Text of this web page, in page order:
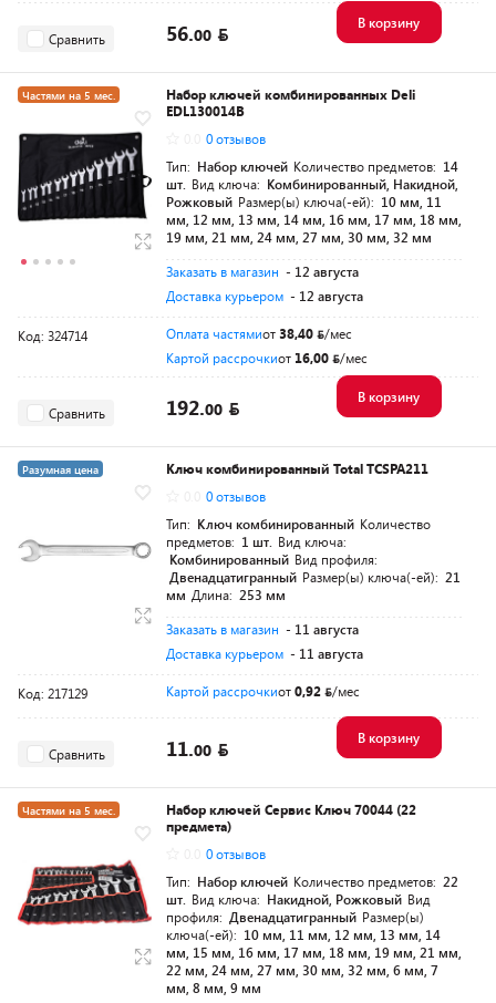
Сравнить 56.00
В корзину
Частями на 5 мес.
Набор ключей комбинированных Deli
EDL130014B
0 отзывов
Тип: Набор ключей Количество предметов: 14
шт. Вид ключа: Комбинированный, Накидной,
Рожковый Размер(ы) ключа(-ей): 10 мм, 11
мм, 12 мм, 13 мм, 14 мм, 16 мм, 17 мм, 18 мм,
19 мм, 21 мм, 24 мм, 27 мм, 30 мм, 32 мм
Заказать в магазин - 12 августа
Доставка курьером - 12 августа
Код: 324714 Оплата частямиот38,40
/мес
Картой рассрочкиот 16,00 /мес
Сравнить 192.00
В корзину
Разумная цена
Ключ комбинированный Total TCSPA211
0 отзывов
Тип: Ключ комбинированный Количество
предметов: 1 шт. Вид ключа:
Комбинированный Вид профиля:
Двенадцатигранный Размер(ы) ключа(-ей): 21
мм Длина: 253 мм
Заказать в магазин - 11 августа
Доставка курьером - 11 августа
Код: 217129 Картой рассрочкиот0,92 /мес
Сравнить 11.00
В корзину
Частями на 5 мес.
Набор ключей Сервис Ключ 70044 (22
предмета)
0 отзывов
Тип: Набор ключей Количество предметов: 22
шт. Вид ключа: Накидной, Рожковый Вид
профиля: Двенадцатигранный Размер(ы)
ключа(-ей): 10 мм, 11 мм, 12 мм, 13 мм, 14
мм, 15 мм, 16 мм, 17 мм, 18 мм, 19 мм, 21 мм,
22 мм, 24 мм, 27 мм, 30 мм, 32 мм, 6 мм, 7
мм, 8 мм, 9 мм